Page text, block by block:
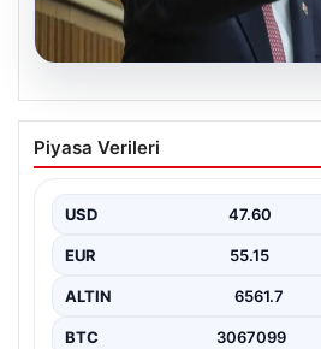
05.08.2026
Kılıçdaroğlu: Hesap
vermekten çekinmeyiz
başlangıcını ilan eden
Genel…
Piyasa Verileri
USD 47.60
EUR 55.15
ALTIN 6561.7
BTC 3067099